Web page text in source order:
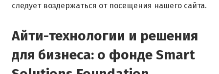
следует воздержаться от посещения нашего сайта.
Айти-технологии и решения
для бизнеса: о фонде Smart